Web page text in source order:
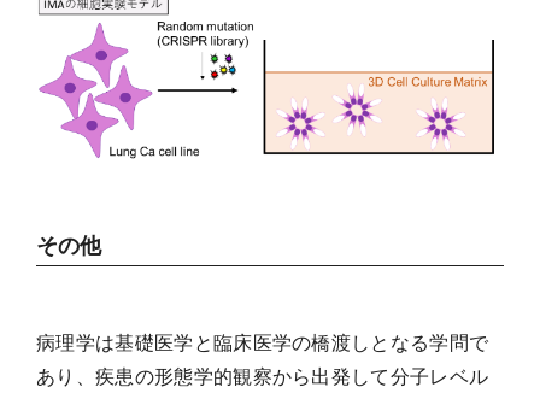
その他
病理学は基礎医学と臨床医学の橋渡しとなる学問で
あり、疾患の形態学的観察から出発して分子レベル